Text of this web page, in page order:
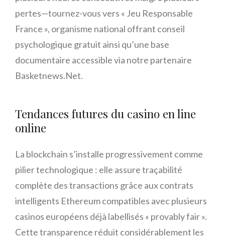
pertes—tournez-vous vers « Jeu Responsable
France », organisme national offrant conseil
psychologique gratuit ainsi qu’une base
documentaire accessible via notre partenaire
Basketnews.Net.
Tendances futures du casino en line​
online​
La blockchain s’installe progressivement comme
pilier technologique : elle assure traçabilité
complète des transactions grâce aux contrats
intelligents Ethereum compatibles avec plusieurs
casinos européens déjà labellisés « provably fair ».
Cette transparence réduit considérablement les